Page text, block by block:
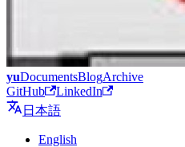
yuDocumentsBlogArchive
GitHub
LinkedIn
日本語
English